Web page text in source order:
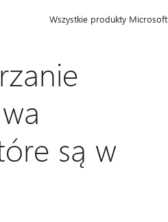
Wszystkie produkty Microsoft
są w